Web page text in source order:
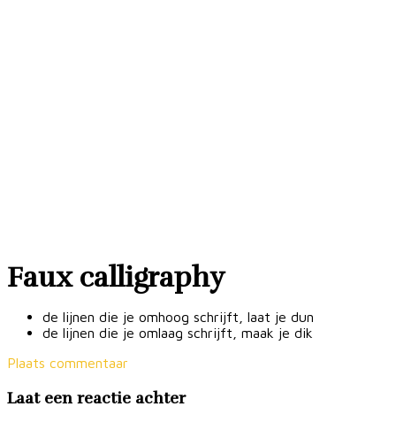
Faux calligraphy
de lijnen die je omhoog schrijft, laat je dun
de lijnen die je omlaag schrijft, maak je dik
Plaats commentaar
Laat een reactie achter